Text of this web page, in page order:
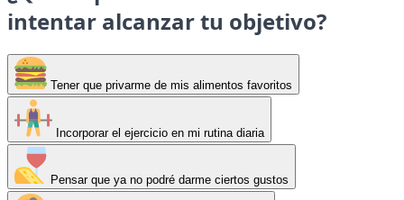
intentar alcanzar tu objetivo?
Tener que privarme de mis alimentos favoritos
Incorporar el ejercicio en mi rutina diaria
Pensar que ya no podré darme ciertos gustos